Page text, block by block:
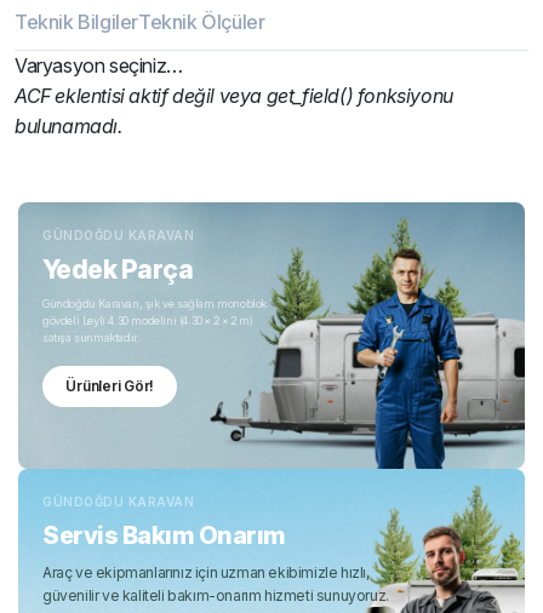
Teknik BilgilerTeknik Ölçüler
Varyasyon seçiniz…
ACF eklentisi aktif değil veya get_field() fonksiyonu
bulunamadı.
GÜNDOĞDU KARAVAN
Yedek Parça
Gündoğdu Karavan, şık ve sağlam monoblok
gövdeli Leyli 4.30 modelini (4.30 × 2 × 2 m)
satışa sunmaktadır.
Ürünleri Gör!
GÜNDOĞDU KARAVAN
Servis Bakım Onarım
Araç ve ekipmanlarınız için uzman ekibimizle hızlı,
güvenilir ve kaliteli bakım-onarım hizmeti sunuyoruz.